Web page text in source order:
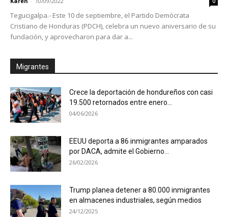
Tegucigalpa.- Este 10 de septiembre, el Partido Demócrata
Cristiano de Honduras (PDCH), celebra un nuevo aniversario de su
fundación, y aprovecharon para dar a...
Migrantes
Crece la deportación de hondureños con casi
19.500 retornados entre enero...
04/06/2026
EEUU deporta a 86 inmigrantes amparados
por DACA, admite el Gobierno...
26/02/2026
Trump planea detener a 80.000 inmigrantes
en almacenes industriales, según medios
24/12/2025